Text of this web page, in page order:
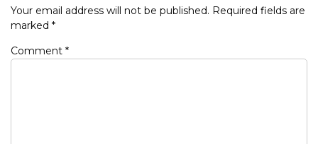
Your email address will not be published. Required fields are
marked *
Comment *